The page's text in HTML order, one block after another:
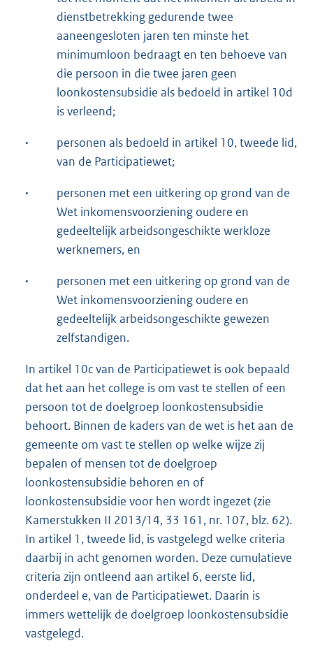
dienstbetrekking gedurende twee
aaneengesloten jaren ten minste het
minimumloon bedraagt en ten behoeve van
die persoon in die twee jaren geen
loonkostensubsidie als bedoeld in artikel 10d
is verleend;
·
personen als bedoeld in artikel 10, tweede lid,
van de Participatiewet;
·
personen met een uitkering op grond van de
Wet inkomensvoorziening oudere en
gedeeltelijk arbeidsongeschikte werkloze
werknemers, en
·
personen met een uitkering op grond van de
Wet inkomensvoorziening oudere en
gedeeltelijk arbeidsongeschikte gewezen
zelfstandigen.
In artikel 10c van de Participatiewet is ook bepaald
dat het aan het college is om vast te stellen of een
persoon tot de doelgroep loonkostensubsidie
behoort. Binnen de kaders van de wet is het aan de
gemeente om vast te stellen op welke wijze zij
bepalen of mensen tot de doelgroep
loonkostensubsidie behoren en of
loonkostensubsidie voor hen wordt ingezet (zie
Kamerstukken II 2013/14, 33 161, nr. 107, blz. 62).
In artikel 1, tweede lid, is vastgelegd welke criteria
daarbij in acht genomen worden. Deze cumulatieve
criteria zijn ontleend aan artikel 6, eerste lid,
onderdeel e, van de Participatiewet. Daarin is
immers wettelijk de doelgroep loonkostensubsidie
vastgelegd.